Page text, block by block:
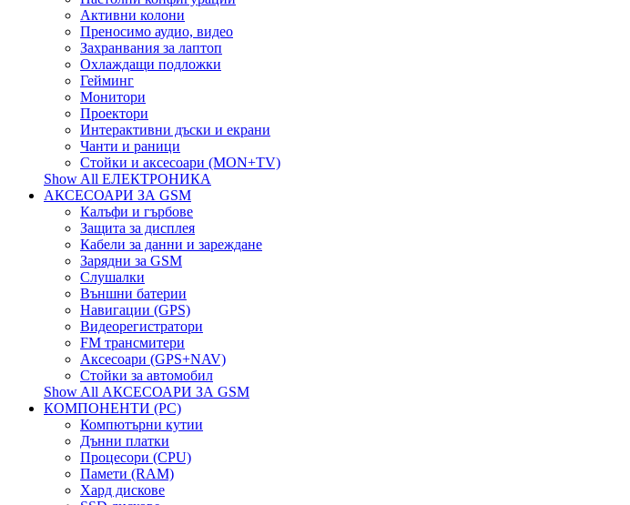
Активни колони
Преносимо аудио, видео
Захранвания за лаптоп
Охлаждащи подложки
Гейминг
Монитори
Проектори
Интерактивни дъски и екрани
Чанти и раници
Стойки и аксесоари (MON+TV)
Show All ЕЛЕКТРОНИКА
АКСЕСОАРИ ЗА GSM
Калъфи и гърбове
Защита за дисплея
Кабели за данни и зареждане
Зарядни за GSM
Слушалки
Външни батерии
Навигации (GPS)
Видеорегистратори
FM трансмитери
Аксесоари (GPS+NAV)
Стойки за автомобил
Show All АКСЕСОАРИ ЗА GSM
КОМПОНЕНТИ (PC)
Компютърни кутии
Дънни платки
Процесори (CPU)
Памети (RAM)
Хард дискове